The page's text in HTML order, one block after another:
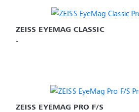
ZEISS EYEMAG CLASSIC
-
ZEISS EYEMAG PRO F/S